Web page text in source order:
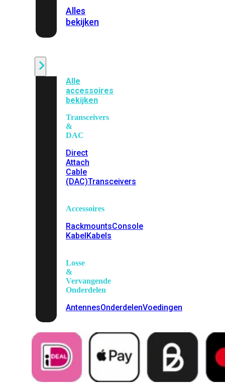
Alles
bekijken
Alle
accessoires
bekijken
Transceivers
&
DAC
Direct
Attach
Cable
(DAC)Transceivers
Accessoires
RackmountsConsole
KabelKabels
Losse
&
Vervangende
Onderdelen
AntennesOnderdelenVoedingen